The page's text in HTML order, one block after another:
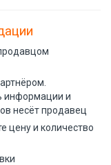
информации и
несёт продавец
цену и количество